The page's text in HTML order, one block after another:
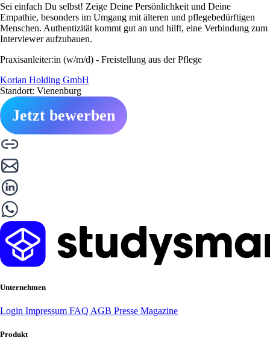
Sei einfach Du selbst! Zeige Deine Persönlichkeit und Deine
Empathie, besonders im Umgang mit älteren und pflegebedürftigen
Menschen. Authentizität kommt gut an und hilft, eine Verbindung zum
Interviewer aufzubauen.
Praxisanleiter:in (w/m/d) - Freistellung aus der Pflege
Korian Holding GmbH
Standort: Vienenburg
Jetzt bewerben
Unternehmen
Login Impressum FAQ AGB Presse Magazine
Produkt